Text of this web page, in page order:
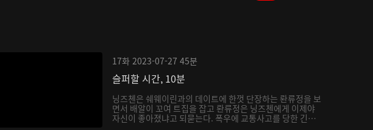
17화 2023-07-27 45분
슬퍼할 시간, 10분
닝즈첸은 쉐웨이린과의 데이트에 한껏 단장하는 롼류정을 보
면서 배알이 꼬여 트집을 잡고 롼류정은 닝즈첸에게 이제야
자신이 좋아졌냐고 되묻는다. 폭우에 교통사고를 당한 긴급